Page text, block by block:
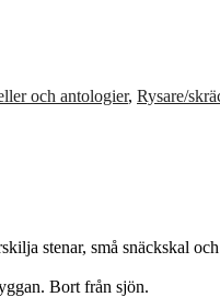
och antologier, Rysare/
stenar, små snäckskal
Bort från sjön.